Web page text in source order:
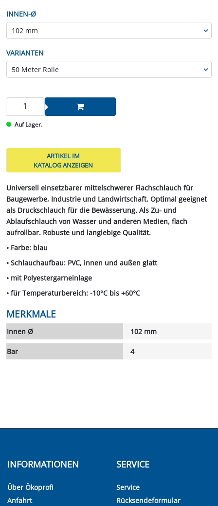
INNEN-Ø
VARIANTEN
Auf Lager.
ARTIKEL IM
KATALOG ANZEIGEN
Universell einsetzbarer mittelschwerer Flachschlauch für
Baugewerbe, Industrie und Landwirtschaft. Optimal geeignet
als Druckschlauch für die Bewässerung. Als Zu- und
Ablaufschlauch von Wasser und anderen Medien, flach
aufrollbar. Robuste und langlebige Qualität.
• Farbe: blau
• Schlauchaufbau: PVC, innen und außen glatt
• mit Polyestergarneinlage
• für Temperaturbereich: -10°C bis +60°C
MERKMALE
Innen Ø 102 mm
Bar 4
INFORMATIONEN
Über Ökoprofi
Anfahrt
SERVICE
Service
Rücksendeformular